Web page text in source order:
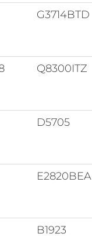
G3714BTD
Q8300ITZ
D5705
E2820BEA
B1923